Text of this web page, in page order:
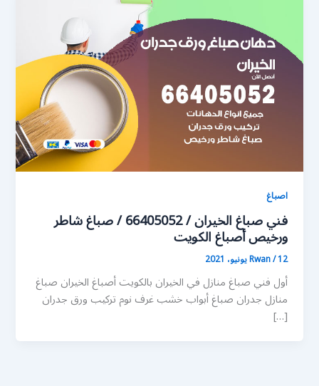
اصباغ
فني صباغ الخيران / 66405052 / صباغ شاطر
ورخيص أصباغ الكويت
Rwan/12 يونيو، 2021
أول فني صباغ منازل في الخيران بالكويت أصباغ الخيران صباغ
منازل جدران صباغ أبواب خشب غرف نوم تركيب ورق جدران
[…]